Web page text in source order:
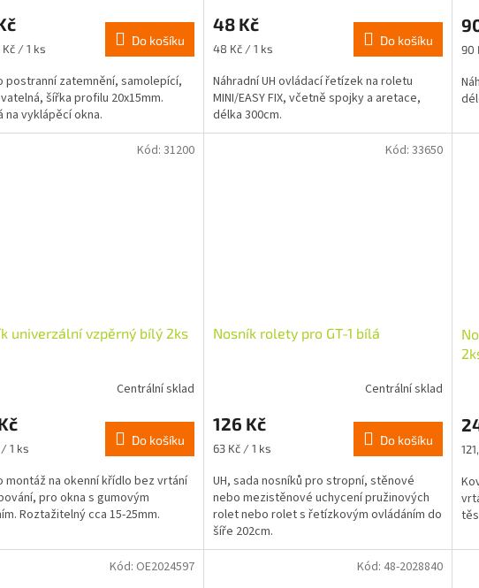
/ 1 ks
Do košíku
postranní zatemnění, samolepící,
šířka profilu 20x15mm.
na vyklápěcí okna.
48 Kč
Měrná
48 Kč / 1 ks
Do košíku
Náhradní UH ovládací řetízek na roletu
MINI/EASY FIX, včetně spojky a aretace,
délka 300cm.
90
univerzální vzpěrný bílý 2ks
Centrální sklad
1 ks
Do košíku
montáž na okenní křídlo bez vrtání
pro okna s gumovým
Roztažitelný cca 15-25mm.
Kód: 31200
Nosník rolety pro GT-1 bílá
Centrální sklad
126 Kč
Měrná
63 Kč / 1 ks
Do košíku
UH, sada nosníků pro stropní, stěnové
nebo mezistěnové uchycení pružinových
rolet nebo rolet s řetízkovým ovládáním do
šíře 202cm.
Kód: 33650
Kód: OE2024597 Kód: 48-2028840